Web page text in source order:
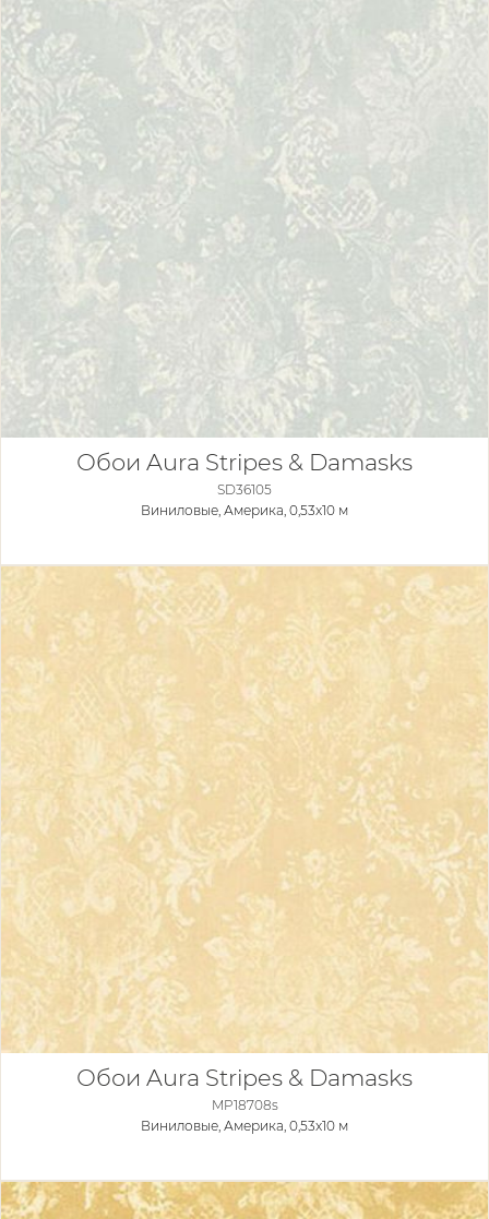
Обои Aura Stripes & Damasks
SD36105
Виниловые, Америка, 0,53x10 м
Обои Aura Stripes & Damasks
MP18708s
Виниловые, Америка, 0,53x10 м